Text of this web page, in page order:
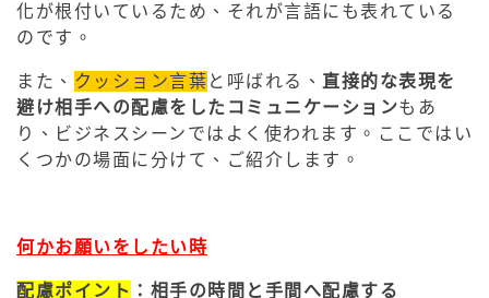
化が根付いているため、それが言語にも表れている
のです。
また、 クッション言葉 と呼ばれる、 直接的な表現を
避け相手への配慮をしたコミュニケーションもあ
り、ビジネスシーンではよく使われます。ここではい
くつかの場面に分けて、ご紹介します。
何かお願いをしたい時
配慮ポイント ：相手の時間と手間へ配慮する